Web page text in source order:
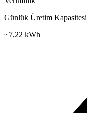
Günlük Üretim Kapasitesi
~7,22 kWh